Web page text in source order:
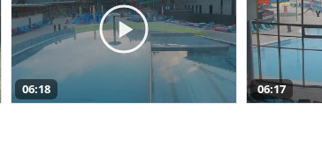
06:18 06:17